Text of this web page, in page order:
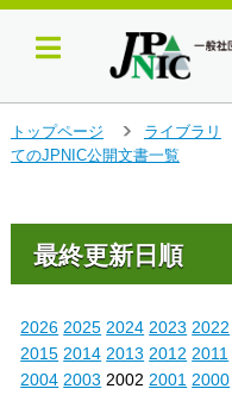
イ
ン
トップページ
＞
ライブラリ
てのJPNIC公開文書一覧
最終更新日順
2026 2025 2024 2023 2022
2015 2014 2013 2012 2011
2004 2003 20022001 2000